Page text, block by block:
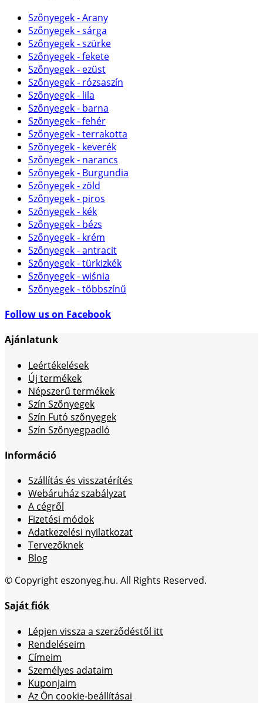
Szőnyegek - Arany
Szőnyegek - sárga
Szőnyegek - szürke
Szőnyegek - fekete
Szőnyegek - ezüst
Szőnyegek - rózsaszín
Szőnyegek - lila
Szőnyegek - barna
Szőnyegek - fehér
Szőnyegek - terrakotta
Szőnyegek - keverék
Szőnyegek - narancs
Szőnyegek - Burgundia
Szőnyegek - zöld
Szőnyegek - piros
Szőnyegek - kék
Szőnyegek - bézs
Szőnyegek - krém
Szőnyegek - antracit
Szőnyegek - türkizkék
Szőnyegek - wiśnia
Szőnyegek - többszínű
Follow us on Facebook
Ajánlatunk
Leértékelések
Új termékek
Népszerű termékek
Szín Szőnyegek
Szín Futó szőnyegek
Szín Szőnyegpadló
Információ
Szállítás és visszatérítés
Webáruház szabályzat
A cégről
Fizetési módok
Adatkezelési nyilatkozat
Tervezőknek
Blog
© Copyright eszonyeg.hu. All Rights Reserved.
Saját fiók
Lépjen vissza a szerződéstől itt
Rendeléseim
Címeim
Személyes adataim
Kuponjaim
Az Ön cookie-beállításai